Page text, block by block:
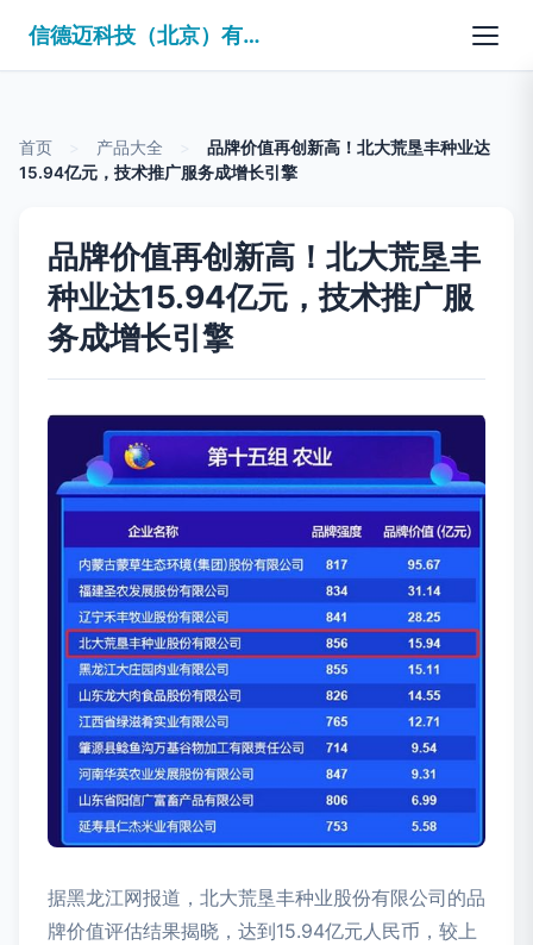
信德迈科技（北京）有限公司
首页 产品大全
品牌价值再创新高！北大荒垦丰种业达
15.94亿元，技术推广服务成增长引擎
品牌价值再创新高！北大荒垦丰
种业达15.94亿元，技术推广服
务成增长引擎
据黑龙江网报道，北大荒垦丰种业股份有限公司的品
牌价值评估结果揭晓，达到15.94亿元人民币，较上